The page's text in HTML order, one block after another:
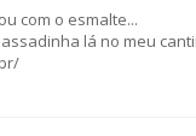
com o esmalte...
lá no meu